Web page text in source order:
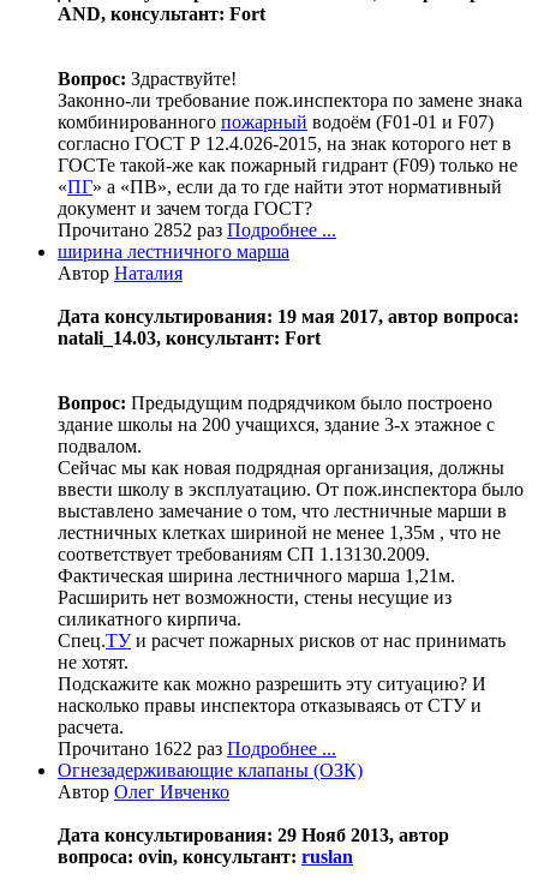
AND, консультант: Fort
Вопрос: Здраствуйте!
Законно-ли требование пож.инспектора по замене знака
комбинированного пожарный водоём (F01-01 и F07)
согласно ГОСТ Р 12.4.026-2015, на знак которого нет в
ГОСТе такой-же как пожарный гидрант (F09) только не
«ПГ» а «ПВ», если да то где найти этот нормативный
документ и зачем тогда ГОСТ?
Прочитано 2852 раз Подробнее ...
ширина лестничного марша
Автор Наталия
Дата консультирования: 19 мая 2017, автор вопроса:
natali_14.03, консультант: Fort
Вопрос: Предыдущим подрядчиком было построено
здание школы на 200 учащихся, здание 3-х этажное с
подвалом.
Сейчас мы как новая подрядная организация, должны
ввести школу в эксплуатацию. От пож.инспектора было
выставлено замечание о том, что лестничные марши в
лестничных клетках шириной не менее 1,35м , что не
соответствует требованиям СП 1.13130.2009.
Фактическая ширина лестничного марша 1,21м.
Расширить нет возможности, стены несущие из
силикатного кирпича.
Спец.ТУи расчет пожарных рисков от нас принимать
не хотят.
Подскажите как можно разрешить эту ситуацию? И
насколько правы инспектора отказываясь от СТУ и
расчета.
Прочитано 1622 раз Подробнее ...
Огнезадерживающие клапаны (ОЗК)
Автор Олег Ивченко
Дата консультирования: 29 Нояб 2013, автор
вопроса: ovin, консультант: ruslan